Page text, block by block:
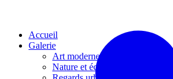
Accueil
Galerie
Art moderne
Nature et écologie